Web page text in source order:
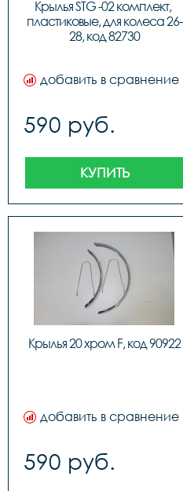
Крылья STG -02 комплект,
пластиковые, для колеса 26-
28, код 82730
добавить в сравнение
590 руб.
КУПИТЬ
Крылья 20 хром F, код 90922
добавить в сравнение
590 руб.